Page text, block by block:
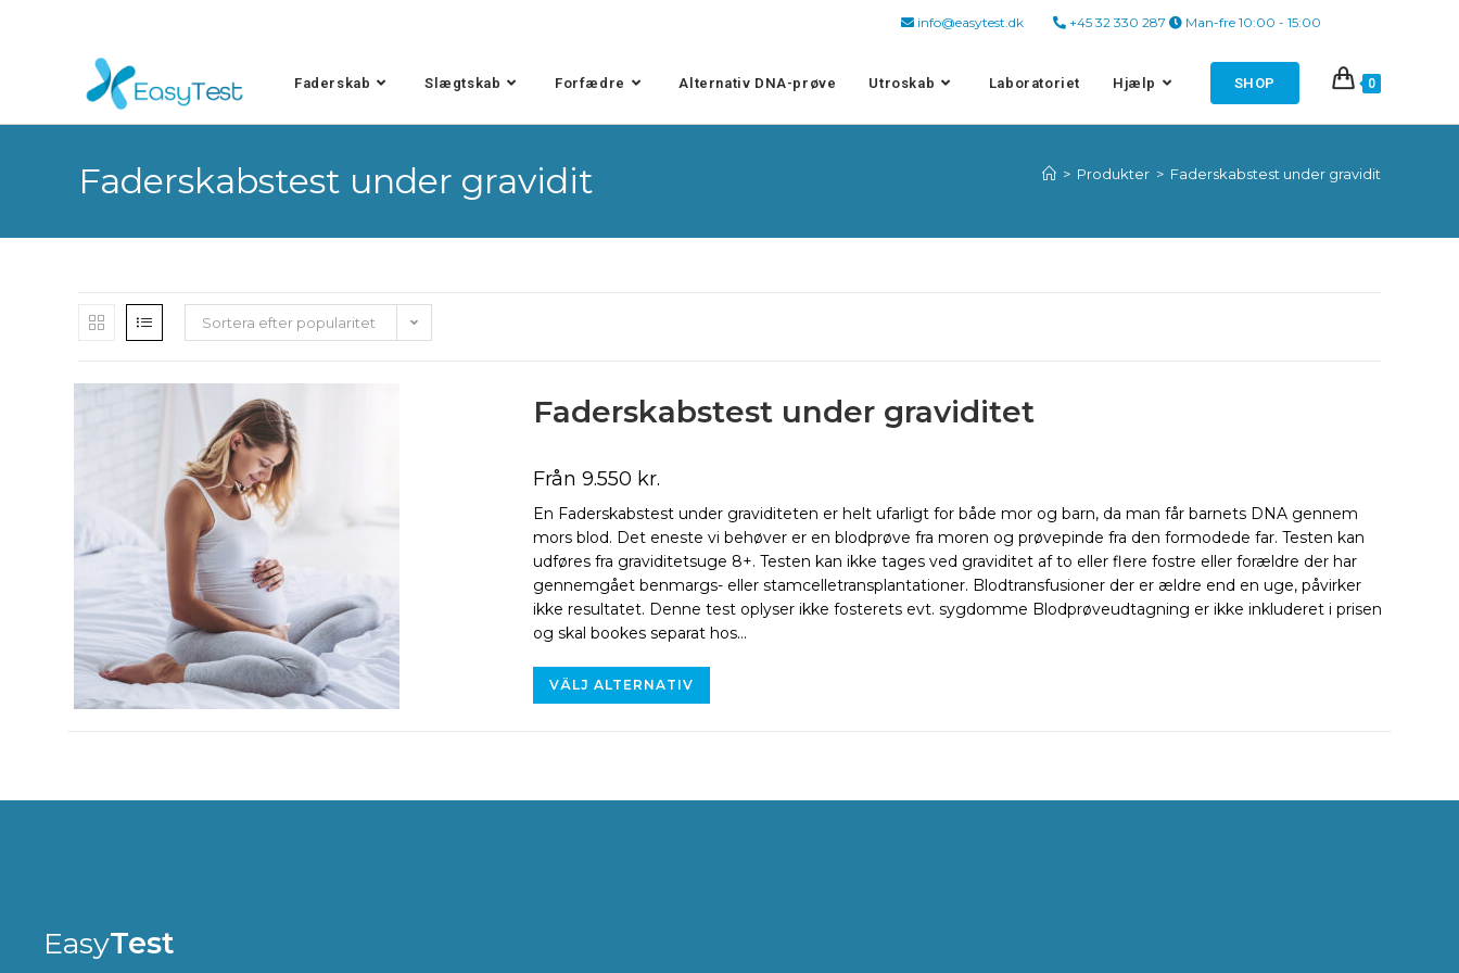
info@easytest.dk +45 32 330 287 Man-fre 10:00 - 15:00
Faderskab Slægtskab Forfædre Alternativ DNA-prøve Utroskab Laboratoriet Hjælp SHOP 0
Faderskabstest under gravidit > Produkter > Faderskabstest under gravidit
Sortera efter popularitet
Faderskabstest under graviditet
Från 9.550 kr.
En Faderskabstest under graviditeten er helt ufarligt for både mor og barn, da man får barnets DNA gennem
mors blod. Det eneste vi behøver er en blodprøve fra moren og prøvepinde fra den formodede far. Testen kan
udføres fra graviditetsuge 8+. Testen kan ikke tages ved graviditet af to eller flere fostre eller forældre der har
gennemgået benmargs- eller stamcelletransplantationer. Blodtransfusioner der er ældre end en uge, påvirker
ikke resultatet. Denne test oplyser ikke fosterets evt. sygdomme Blodprøveudtagning er ikke inkluderet i prisen
og skal bookes separat hos…
VÄLJ ALTERNATIV
EasyTest